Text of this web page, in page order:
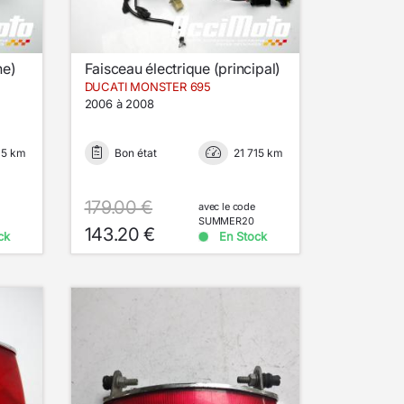
km
Faisceau électrique (principal)
DUCATI MONSTER 695
2006 à 2008
Bon état 21 715 km
179.00 €
143.20 €
avec le code
SUMMER20
En Stock